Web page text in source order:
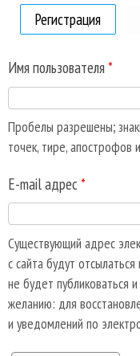
Регистрация
Имя пользователя *
Пробелы разрешены;
точек, тире, апострофов
E-mail адрес *
Существующий адрес
с сайта будут
не будет публиковаться
желанию: для
и уведомлений по